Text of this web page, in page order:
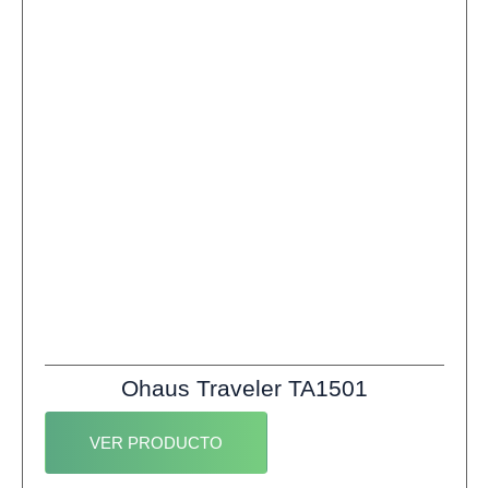
Ohaus Traveler TA1501
VER PRODUCTO